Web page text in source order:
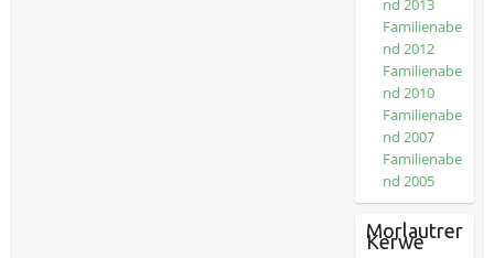
nd 2013
Familienabe
nd 2012
Familienabe
nd 2010
Familienabe
nd 2007
Familienabe
nd 2005
Morlautrer
Kerwe